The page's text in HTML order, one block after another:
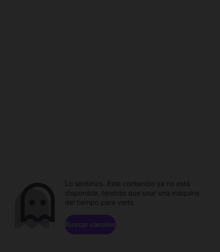
Lo sentimos. Este contenido ya no está
disponible, tendrás que usar una máquina
del tiempo para verlo.
Buscar canales